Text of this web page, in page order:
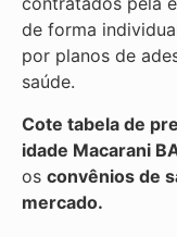
de forma
por planos de
saúde.
Cote tabela de
idade Macarani
os convênios de
mercado.